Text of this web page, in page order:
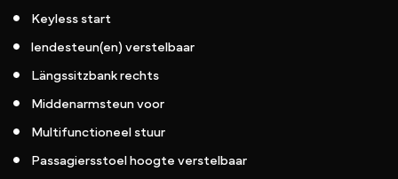
Keyless start
lendesteun(en) verstelbaar
Längssitzbank rechts
Middenarmsteun voor
Multifunctioneel stuur
Passagiersstoel hoogte verstelbaar